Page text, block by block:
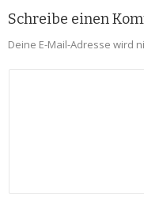
Schreibe einen
Deine E-Mail-Adresse wird